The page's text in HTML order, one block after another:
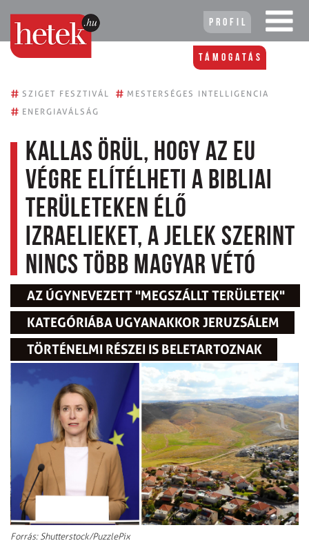
Profil
Támogatás
# SZIGET FESZTIVÁL # MESTERSÉGES INTELLIGENCIA
# ENERGIAVÁLSÁG
Kallas örül, hogy az EU
végre elítélheti a bibliai
területeken élő
izraelieket, a jelek szerint
nincs több magyar vétó
AZ ÚGYNEVEZETT "MEGSZÁLLT TERÜLETEK"
KATEGÓRIÁBA UGYANAKKOR JERUZSÁLEM
TÖRTÉNELMI RÉSZEI IS BELETARTOZNAK
Forrás: Shutterstock/PuzzlePix